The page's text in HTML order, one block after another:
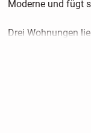
Moderne und fügt
Drei Wohnungen
Obergeschoss
Außen laden